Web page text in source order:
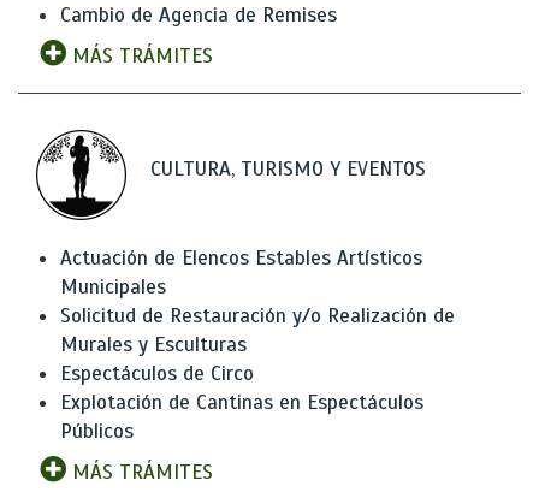
Cambio de Agencia de Remises
MÁS TRÁMITES
CULTURA, TURISMO Y EVENTOS
Actuación de Elencos Estables Artísticos
Municipales
Solicitud de Restauración y/o Realización de
Murales y Esculturas
Espectáculos de Circo
Explotación de Cantinas en Espectáculos
Públicos
MÁS TRÁMITES